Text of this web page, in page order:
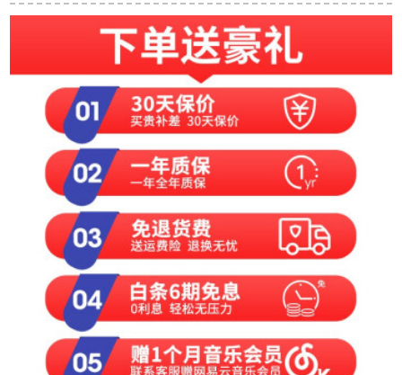
me
ランドを持って舞台
に出演します。KTV
主催のトレニング讲
演设备は8つの襟クレ
ップを引引します。